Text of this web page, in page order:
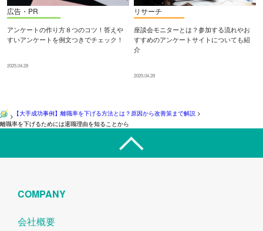
広告・PR
アンケートの作り方８つのコツ！答えや
すいアンケートを例文つきでチェック！
2025.04.28
リサーチ
座談会モニターとは？参加する流れやお
すすめのアンケートサイトについても紹
介
2025.04.28
> 【大手成功事例】離職率を下げる方法とは？原因から改善策まで解説 >
離職率を下げるためには退職理由を知ることから
COMPANY
会社概要